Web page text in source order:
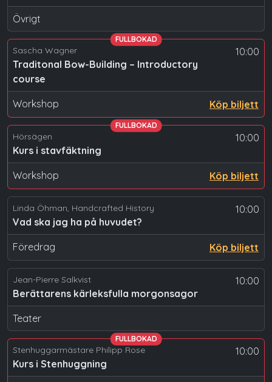
Övrigt
10:00
Sascha Wagner
Traditonal Bow-Building – Introductory
course
Workshop Köp biljett
FULLBOKAD
10:00
Hörsägen
Kurs i stavfäktning
Workshop Köp biljett
FULLBOKAD
10:00
Linda Öhman, Handcrafted History
Vad ska jag ha på huvudet?
Föredrag Köp biljett
10:00
Jean-Pierre Salkvist
Berättarens kärleksfulla morgonsagor
Teater
10:00
Stenhuggarmästare Philipp Rose
Kurs i Stenhuggning
FULLBOKAD